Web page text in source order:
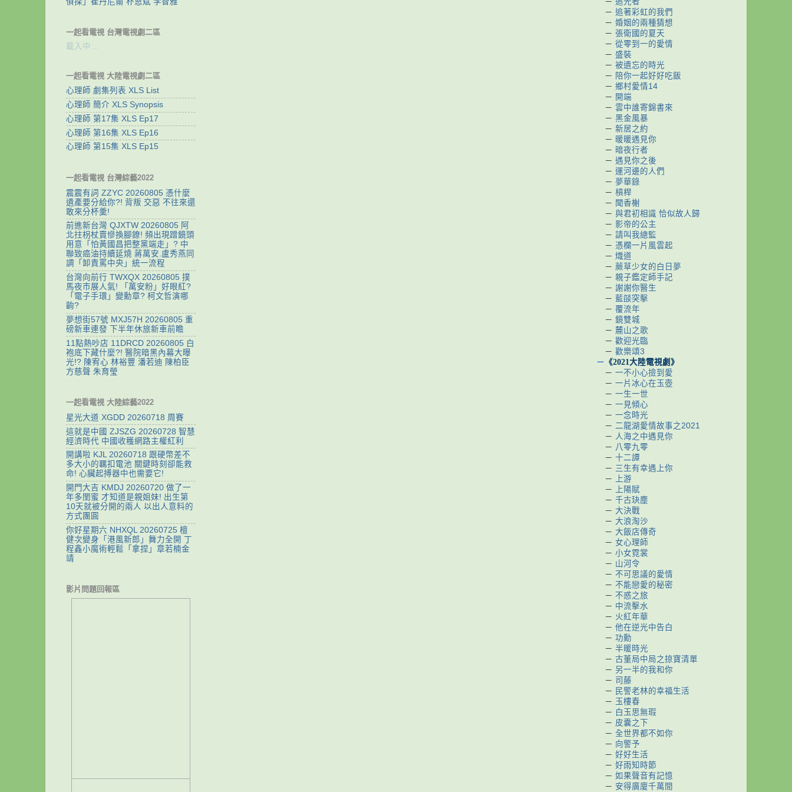
一起看電視 台灣電視劇二區
載入中…
一起看電視 大陸電視劇二區
心理師 劇集列表 XLS List
心理師 簡介 XLS Synopsis
心理師 第17集 XLS Ep17
心理師 第16集 XLS Ep16
心理師 第15集 XLS Ep15
一起看電視 台灣綜藝2022
震震有詞 ZZYC 20260805 憑什麼
遺產要分給你?! 背叛 交惡 不往來還
敢來分杯羹!
前進新台灣 QJXTW 20260805 阿
北拄枴杖賣慘換腳鐐! 頻出現蹭鏡頭
用意「怕黃國昌把整黨端走」? 中
聯致癌油持續延燒 蔣萬安.盧秀燕同
調「卸責罵中央」統一流程
台灣向前行 TWXQX 20260805 撲
馬夜市展人氣! 「萬安粉」好眼紅?
「電子手環」變勳章? 柯文哲演哪
齣?
夢想街57號 MXJ57H 20260805 重
磅新車連發 下半年休旅新車前瞻
11點熱吵店 11DRCD 20260805 白
袍底下藏什麼?! 醫院暗黑內幕大曝
光!? 陳宥心 林裕豐 潘若迪 陳柏臣
方慈聲 朱育瑩
一起看電視 大陸綜藝2022
星光大道 XGDD 20260718 周賽
這就是中國 ZJSZG 20260728 智慧
經濟時代 中國收穫網路主權紅利
開講啦 KJL 20260718 跟硬幣差不
多大小的羈扣電池 關鍵時刻卻能救
命! 心臟起搏器中也需要它!
開門大吉 KMDJ 20260720 做了一
年多閨蜜 才知道是親姐妹! 出生第
10天就被分開的兩人 以出人意料的
方式團圓
你好星期六 NHXQL 20260725 檀
健次變身「港風新郎」舞力全開 丁
程鑫小魔術輕鬆「拿捏」章若楠金
靖
影片問題回報區
－ 追著彩虹的我們
－ 婚姻的兩種猜想
－ 張衛國的夏天
－ 從零到一的愛情
－ 盛裝
－ 被遺忘的時光
－ 陪你一起好好吃飯
－ 鄉村愛情14
－ 開端
－ 雲中誰寄錦書來
－ 黑金風暴
－ 新居之約
－ 暖暖遇見你
－ 暗夜行者
－ 遇見你之後
－ 運河邊的人們
－ 夢華錄
－ 槓桿
－ 聞香榭
－ 與君初相識 恰似故人歸
－ 影帝的公主
－ 請叫我總監
－ 憑欄一片風雲起
－ 熾道
－ 蕨草少女的白日夢
－ 親子鑑定師手記
－ 謝謝你醫生
－ 藍燄突擊
－ 覆流年
－ 鏡雙城
－ 麓山之歌
－ 歡迎光臨
－ 歡樂頌3
－ 《2021大陸電視劇》
－ 一不小心撿到愛
－ 一片冰心在玉壺
－ 一生一世
－ 一見傾心
－ 一念時光
－ 二龍湖愛情故事之2021
－ 人海之中遇見你
－ 八零九零
－ 十二譚
－ 三生有幸遇上你
－
上游
－
上陽賦
－ 千古玦塵
－ 大決戰
－ 大浪淘沙
－ 大飯店傳奇
－ 女心理師
－ 小女霓裳
－ 山河令
－ 不可思議的愛情
－ 不能戀愛的秘密
－ 不惑之旅
－ 中流擊水
－ 火紅年華
－ 他在逆光中告白
－ 功勳
－ 半暖時光
－ 古董局中局之掠寶清單
－ 另一半的我和你
－ 司藤
－ 民警老林的幸福生活
－ 玉樓春
－ 白玉思無瑕
－ 皮囊之下
－ 全世界都不如你
－ 向警予
－ 好好生活
－ 好雨知時節
－ 如果聲音有記憶
－ 安得廣廈千萬間